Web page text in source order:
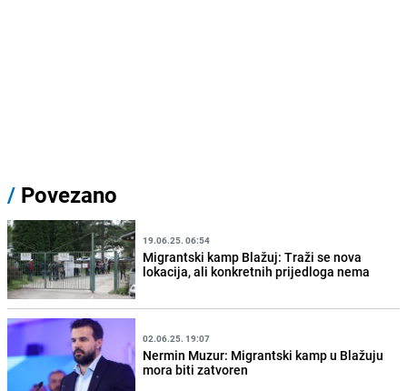
/ Povezano
19.06.25. 06:54
Migrantski kamp Blažuj: Traži se nova
lokacija, ali konkretnih prijedloga nema
02.06.25. 19:07
Nermin Muzur: Migrantski kamp u Blažuju
mora biti zatvoren